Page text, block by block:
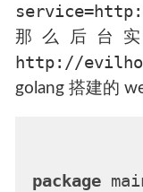
那么后台
http://
golang 搭建的
package